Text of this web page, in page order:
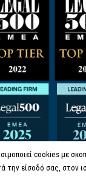
cookies με
την είσοδό σας, στον